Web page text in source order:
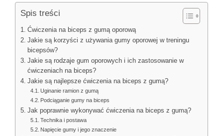
Spis treści
Ćwiczenia na biceps z gumą oporową
Jakie są korzyści z używania gumy oporowej w treningu
bicepsów?
Jakie są rodzaje gum oporowych i ich zastosowanie w
ćwiczeniach na biceps?
Jakie są najlepsze ćwiczenia na biceps z gumą?
Uginanie ramion z gumą
Podciąganie gumy na biceps
Jak poprawnie wykonywać ćwiczenia na biceps z gumą?
Technika i postawa
Napięcie gumy i jego znaczenie